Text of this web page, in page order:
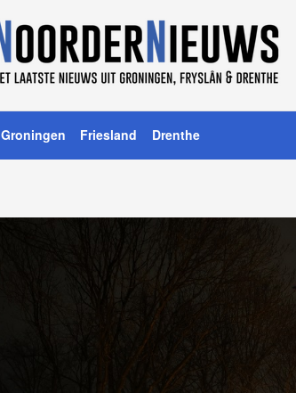
Groningen Friesland Drenthe